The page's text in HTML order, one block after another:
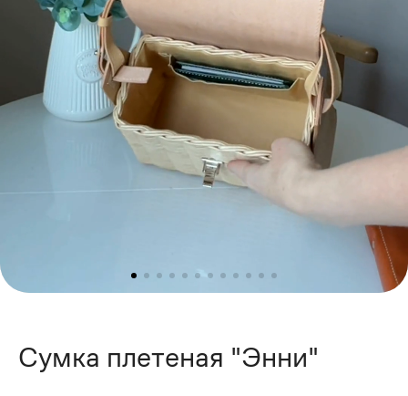
Сумка плетеная "Энни"